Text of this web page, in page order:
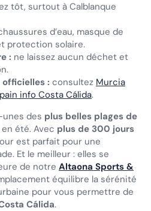
tôt, surtout à Calblanque
d’eau, masque de
protection solaire.
: ne laissez aucun déchet et
officielles : consultez Murcia
info Costa Cálida.
des plus belles plages de
été. Avec plus de 300 jours
est parfait pour une
Et le meilleur : elles se
de notre Altaona Sports &
équilibre la sérénité
pour vous permettre de
Cálida.